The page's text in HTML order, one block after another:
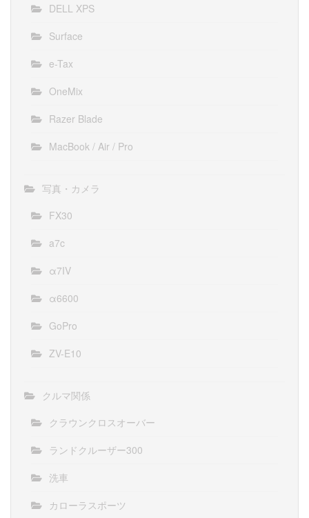
DELL XPS
Surface
e-Tax
OneMix
Razer Blade
MacBook / Air / Pro
写真・カメラ
FX30
a7c
α7IV
α6600
GoPro
ZV-E10
クルマ関係
クラウンクロスオーバー
ランドクルーザー300
洗車
カローラスポーツ